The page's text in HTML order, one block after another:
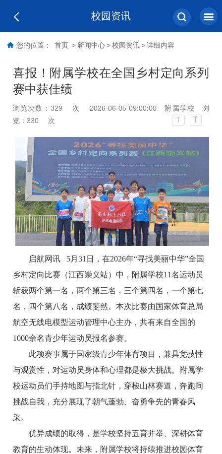
校园资讯
您的位置： 首页 > 新闻中心 > 校园资讯 > 详细内容
喜报！附属学校在全国乡村定向系列
赛中获佳绩
浏览次数： 329 次 2026-06-05 09:00:00 附属学校
浏
览：330 次 T T
启航网讯 5月31日，在2026年“寻找美丽中华”全国
乡村定向比赛（江西崇义站）中，附属学校11名运动员
斩获两个第一名，两个第三名，三个第四名，一个第七
名，四个第八名，成绩斐然。本次比赛由国家体育总局
航空无线电模型运动管理中心主办，共有来自全国的
1000余名青少年运动员报名参赛。
此项赛事属于国家级青少年体育项目，兼具竞技性
与观赏性，对运动员身体和心理都是极大挑战。附属学
校运动员们手持地图与指北针，穿梭山林赛道，奔跑间
挑战自我，充分展现了朝气蓬勃、奋勇争先的青春风
采。
优异成绩的取得，是学校坚持五育并举、深耕体育
教育的生动体现。未来，附属学校将持续推进校园体育